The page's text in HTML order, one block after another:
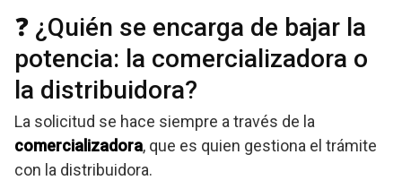
❓ ¿Quién se encarga de bajar la
potencia: la comercializadora o
la distribuidora?
La solicitud se hace siempre a través de la
comercializadora, que es quien gestiona el trámite
con la distribuidora.